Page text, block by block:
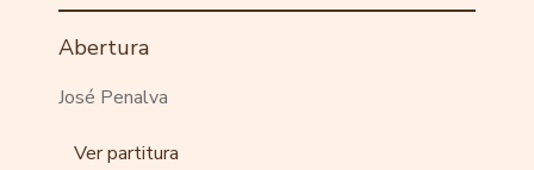
Abertura
José Penalva
Ver partitura